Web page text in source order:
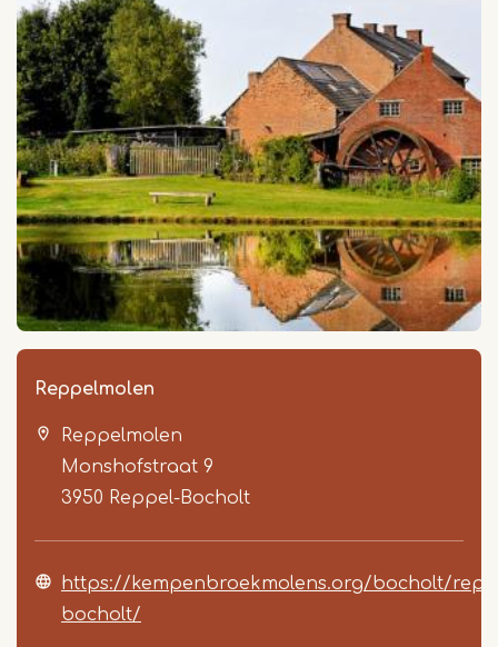
Reppelmolen
Reppelmolen
Monshofstraat 9
3950 Reppel-Bocholt
https://kempenbroekmolens.org/bocholt/
bocholt/